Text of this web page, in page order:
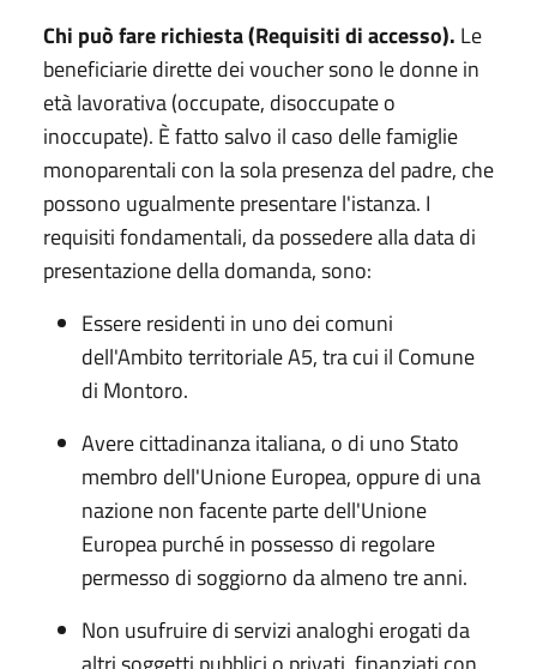
Chi può fare richiesta (Requisiti di accesso). Le
beneficiarie dirette dei voucher sono le donne in
età lavorativa (occupate, disoccupate o
inoccupate). È fatto salvo il caso delle famiglie
monoparentali con la sola presenza del padre, che
possono ugualmente presentare l'istanza. I
requisiti fondamentali, da possedere alla data di
presentazione della domanda, sono:
Essere residenti in uno dei comuni
dell'Ambito territoriale A5, tra cui il Comune
di Montoro.
Avere cittadinanza italiana, o di uno Stato
membro dell'Unione Europea, oppure di una
nazione non facente parte dell'Unione
Europea purché in possesso di regolare
permesso di soggiorno da almeno tre anni.
Non usufruire di servizi analoghi erogati da